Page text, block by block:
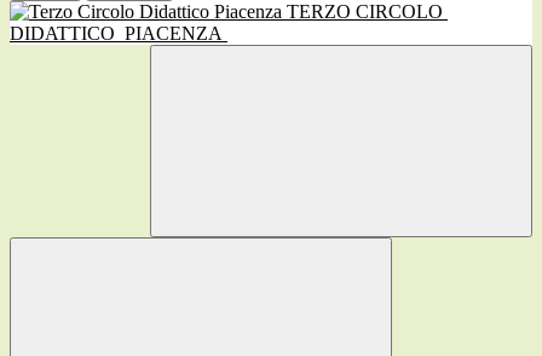
TERZO CIRCOLO
DIDATTICO PIACENZA